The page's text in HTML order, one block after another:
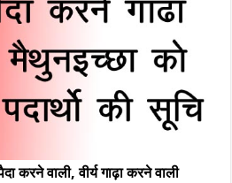
करने वाली, वीर्य गाढ़ा करने वाली